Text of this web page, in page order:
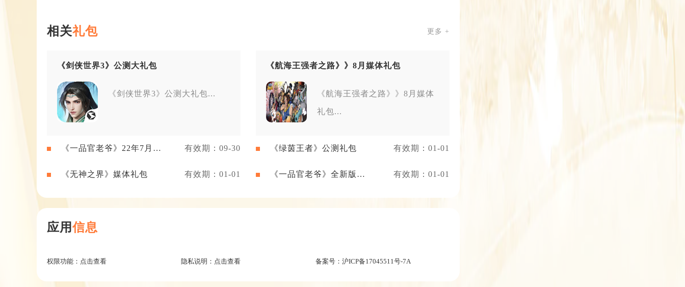
相关礼包 更多 +
《剑侠世界3》公测大礼包
《剑侠世界3》公测大礼包...
《航海王强者之路》》8月媒体礼包
《航海王强者之路》》8月媒体
礼包...
《一品官老爷》22年7月新
有效期：09-30 《绿茵王者》公测礼包 有效期：01-01
《无神之界》媒体礼包 有效期：01-01
《一品官老爷》全新版本
有效期：01-01
应用信息
权限功能： 点击查看 隐私说明： 点击查看 备案号： 沪ICP备17045511号-7A